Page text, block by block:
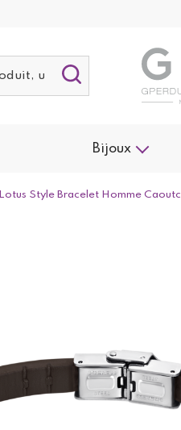
Bijoux
Lotus Style Bracelet Homme